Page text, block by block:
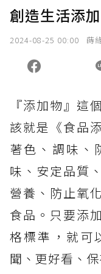
創造生活添
2024-08-25 00:00 蒔
『添加物』這
該就是《食品
著色、調味、
味、安定品質
營養、防止氧
食品。只要添
格標準，就可
聞、更好看、